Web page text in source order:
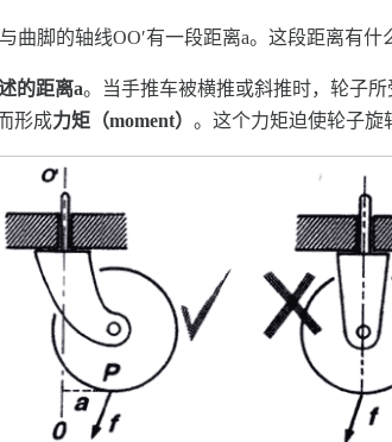
脚的轴线OO′有一段距离a。这段距离有什
的距离a。当手推车被横推或斜推时，轮子所
形成力矩（moment） 。这个力矩迫使轮子旋